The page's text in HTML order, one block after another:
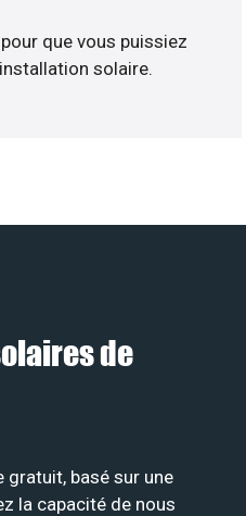
que vous puissiez
solaire.
de
basé sur une
la capacité de nous